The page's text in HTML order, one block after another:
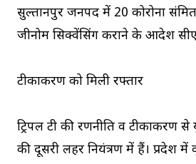
सुल्तानपुर जनपद में 20 कोरोना
जीनोम सिक्वेंसिंग कराने के आदेश
टीकाकरण को मिली रफ्तार
ट्रिपल टी की रणनीति व टीकाकरण से
की दूसरी लहर नियंत्रण में हैं। प्रदेश